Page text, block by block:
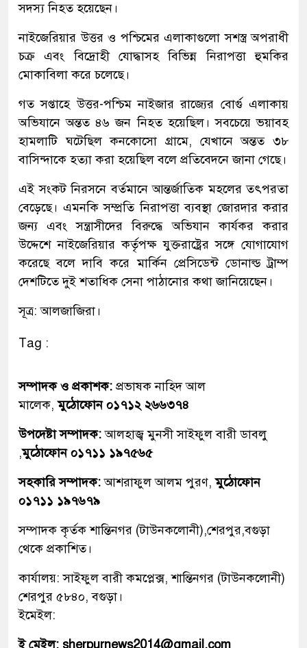
সদস্য নিহত হয়েছেন।
নাইজেরিয়ার উত্তর ও পশ্চিমের এলাকাগুলো সশস্ত্র অপরাধী
চক্র এবং বিদ্রোহী যোদ্ধাসহ বিভিন্ন নিরাপত্তা হুমকির
মোকাবিলা করে চলেছে।
গত সপ্তাহে উত্তর-পশ্চিম নাইজার রাজ্যের বোর্গু এলাকায়
অভিযানে অন্তত ৪৬ জন নিহত হয়েছিল। সবচেয়ে ভয়াবহ
হামলাটি ঘটেছিল কনকোসো গ্রামে, যেখানে অন্তত ৩৮
বাসিন্দাকে হত্যা করা হয়েছিল বলে প্রতিবেদনে জানা গেছে।
এই সংকট নিরসনে বর্তমানে আন্তর্জাতিক মহলের তৎপরতা
বেড়েছে। এমনকি সম্প্রতি নিরাপত্তা ব্যবস্থা জোরদার করার
জন্য এবং সন্ত্রাসীদের বিরুদ্ধে অভিযান কার্যকর করার
উদ্দেশে নাইজেরিয়ার কর্তৃপক্ষ যুক্তরাষ্ট্রের সঙ্গে যোগাযোগ
করেছে বলে দাবি করে মার্কিন প্রেসিডেন্ট ডোনাল্ড ট্রাম্প
দেশটিতে দুই শতাধিক সেনা পাঠানোর কথা জানিয়েছেন।
সূত্র: আলজাজিরা।
Tag :
সম্পাদক ও প্রকাশক: প্রভাষক নাহিদ আল
মালেক,মুঠোফোন ০১৭১২ ২৬৬৩৭৪
উপদেষ্টা সম্পাদক:আলহাজ্ব মুনসী সাইফুল বারী ডাবলু
,মুঠোফোন ০১৭১১ ১৯৭৫৬৫
সহকারি সম্পাদক:আশরাফুল আলম পুরণ,মুঠোফোন
০১৭১১ ১৯৭৬৭৯
সম্পাদক কৃর্তক শান্তিনগর (টাউনকলোনী),শেরপুর,বগুড়া
থেকে প্রকাশিত।
কার্যালয়: সাইফুল বারী কমপ্লেক্স, শান্তিনগর (টাউনকলোনী)
শেরপুর ৫৮৪০, বগুড়া।
ইমেইল:
ই মেইল: sherpurnews2014@gmail.com